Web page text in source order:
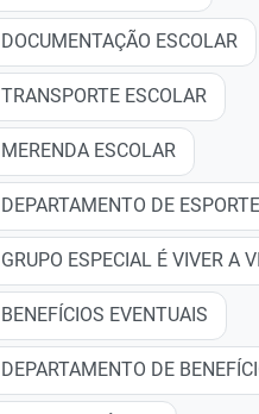
DOCUMENTAÇÃO ESCOLAR
TRANSPORTE ESCOLAR
MERENDA ESCOLAR
DEPARTAMENTO DE
GRUPO ESPECIAL É VIVER A
BENEFÍCIOS EVENTUAIS
DEPARTAMENTO DE